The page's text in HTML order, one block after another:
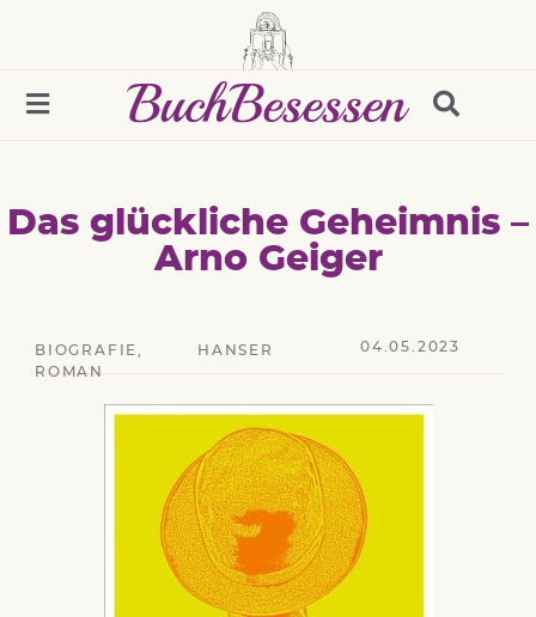
Das glückliche Geheimnis –
Arno Geiger
BIOGRAFIE
ROMAN
HANSER 04.05.2023